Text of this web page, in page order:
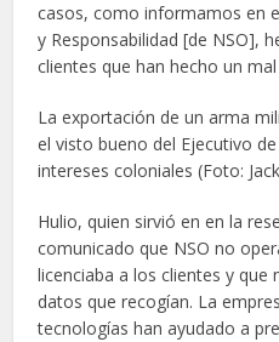
casos, como informamos en
y Responsabilidad [de NSO],
clientes que han hecho un
La exportación de un arma
el visto bueno del Ejecutivo
intereses coloniales(Foto:
Hulio, quien sirvió en en la
comunicado que NSO no
licenciaba a los clientes y que
datos que recogían. La
tecnologías han ayudado a